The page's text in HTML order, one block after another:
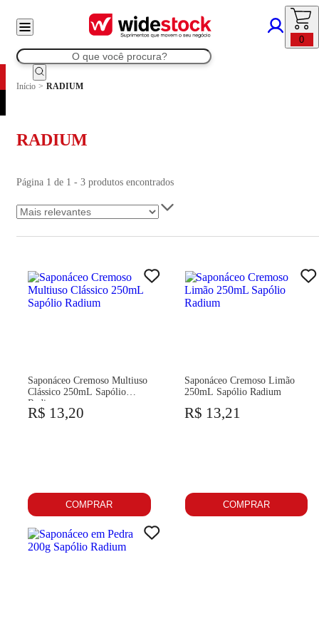
0
Início > RADIUM
RADIUM
Página 1 de 1 - 3 produtos encontrados
Saponáceo Cremoso Multiuso
Clássico 250mL Sapólio
Radium
R$ 13,20
COMPRAR
Saponáceo Cremoso Limão
250mL Sapólio Radium
R$ 13,21
COMPRAR